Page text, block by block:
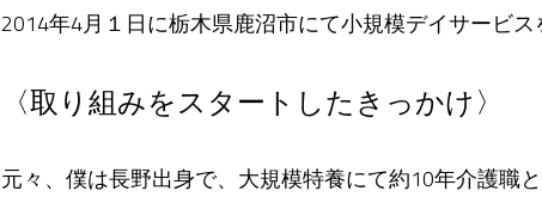
2014年4月１日に栃木県鹿沼市にて小規模デイサービス
〈取り組みをスタートしたきっかけ〉
元々、僕は長野出身で、大規模特養にて約10年介護職